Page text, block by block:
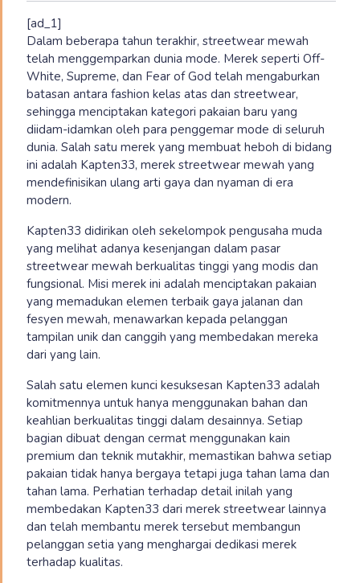
[ad_1]
Dalam beberapa tahun terakhir, streetwear mewah
telah menggemparkan dunia mode. Merek seperti Off-
White, Supreme, dan Fear of God telah mengaburkan
batasan antara fashion kelas atas dan streetwear,
sehingga menciptakan kategori pakaian baru yang
diidam-idamkan oleh para penggemar mode di seluruh
dunia. Salah satu merek yang membuat heboh di bidang
ini adalah Kapten33, merek streetwear mewah yang
mendefinisikan ulang arti gaya dan nyaman di era
modern.
Kapten33 didirikan oleh sekelompok pengusaha muda
yang melihat adanya kesenjangan dalam pasar
streetwear mewah berkualitas tinggi yang modis dan
fungsional. Misi merek ini adalah menciptakan pakaian
yang memadukan elemen terbaik gaya jalanan dan
fesyen mewah, menawarkan kepada pelanggan
tampilan unik dan canggih yang membedakan mereka
dari yang lain.
Salah satu elemen kunci kesuksesan Kapten33 adalah
komitmennya untuk hanya menggunakan bahan dan
keahlian berkualitas tinggi dalam desainnya. Setiap
bagian dibuat dengan cermat menggunakan kain
premium dan teknik mutakhir, memastikan bahwa setiap
pakaian tidak hanya bergaya tetapi juga tahan lama dan
tahan lama. Perhatian terhadap detail inilah yang
membedakan Kapten33 dari merek streetwear lainnya
dan telah membantu merek tersebut membangun
pelanggan setia yang menghargai dedikasi merek
terhadap kualitas.